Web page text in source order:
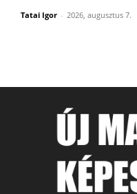
Tatai Igor - 2026, augusztus 7.